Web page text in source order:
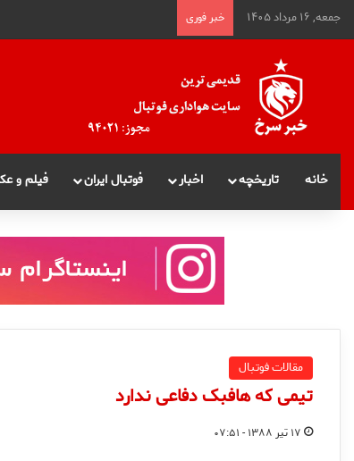
جمعه, ۱۶ مرداد ۱۴۰۵ خبر فوری
خانه تاریخچه اخبار فوتبال ایران فیلم و
مقالات فوتبال
تیمی که هافبک دفاعی ندارد
۱۷ تیر ۱۳۸۸ - ۰۷:۵۱